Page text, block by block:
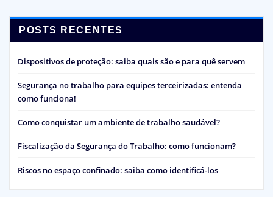
POSTS RECENTES
Dispositivos de proteção: saiba quais são e para quê servem
Segurança no trabalho para equipes terceirizadas: entenda
como funciona!
Como conquistar um ambiente de trabalho saudável?
Fiscalização da Segurança do Trabalho: como funcionam?
Riscos no espaço confinado: saiba como identificá-los